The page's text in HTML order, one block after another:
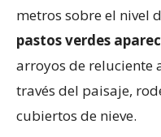
metros sobre el nivel
pastos verdes
arroyos de reluciente
través del paisaje,
cubiertos de nieve.